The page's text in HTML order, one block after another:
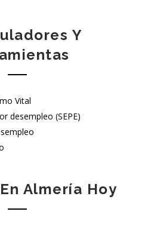
Y
Vital
desempleo (SEPE)
Almería Hoy